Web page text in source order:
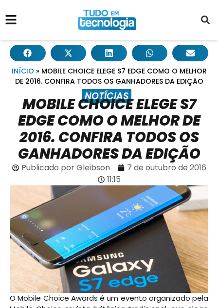
INÍCIO » MOBILE CHOICE ELEGE S7 EDGE COMO O MELHOR
DE 2016. CONFIRA TODOS OS GANHADORES DA EDIÇÃO
NOTÍCIAS
MOBILE CHOICE ELEGE S7
EDGE COMO O MELHOR DE
2016. CONFIRA TODOS OS
GANHADORES DA EDIÇÃO
Publicado porGleibson
7 de outubro de 2016
11:15
O Mobile Choice Awards é um evento organizado pela